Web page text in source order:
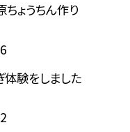
ちょうちん作り
体験をしました